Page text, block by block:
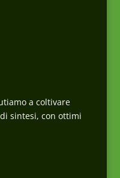
a coltivare
sintesi, con ottimi